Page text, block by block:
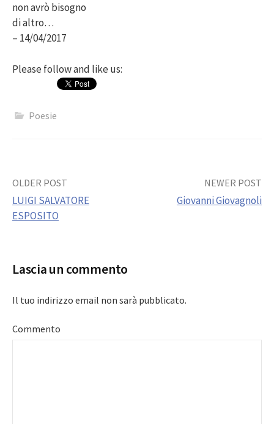
non avrò bisogno
di altro…
– 14/04/2017
Please follow and like us:
Poesie
Post
navigation
OLDER POST
LUIGI SALVATORE
ESPOSITO
NEWER POST
Giovanni Giovagnoli
Lascia un commento
Il tuo indirizzo email non sarà pubblicato.
Commento